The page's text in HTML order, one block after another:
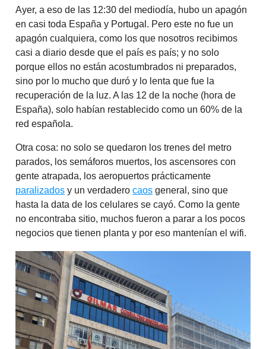
Ayer, a eso de las 12:30 del mediodía, hubo un apagón
en casi toda España y Portugal. Pero este no fue un
apagón cualquiera, como los que nosotros recibimos
casi a diario desde que el país es país; y no solo
porque ellos no están acostumbrados ni preparados,
sino por lo mucho que duró y lo lenta que fue la
recuperación de la luz. A las 12 de la noche (hora de
España), solo habían restablecido como un 60% de la
red española.
Otra cosa: no solo se quedaron los trenes del metro
parados, los semáforos muertos, los ascensores con
gente atrapada, los aeropuertos prácticamente
paralizados y un verdadero caos general, sino que
hasta la data de los celulares se cayó. Como la gente
no encontraba sitio, muchos fueron a parar a los pocos
negocios que tienen planta y por eso mantenían el wifi.